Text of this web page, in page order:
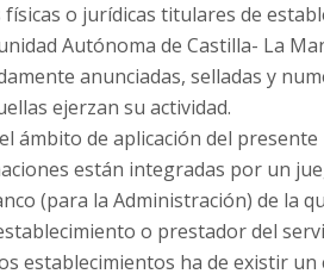
o jurídicas titulares de
Autónoma de Castilla- La
anunciadas, selladas y
ejerzan su actividad.
ámbito de aplicación del
están integradas por un
(para la Administración) de la
o prestador del
establecimientos ha de existir